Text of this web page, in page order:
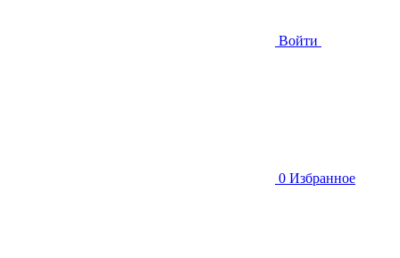
Войти
0 Избранное